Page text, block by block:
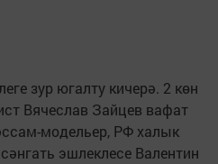
зур югалту кичерә. 2 көн
Вячеслав Зайцев вафат
модельер, РФ халык
эшлеклесе Валентин